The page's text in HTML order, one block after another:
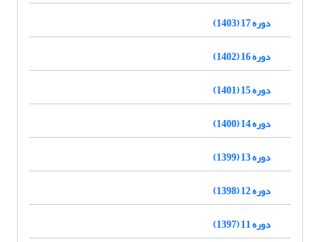
دوره 17 (1403)
دوره 16 (1402)
دوره 15 (1401)
دوره 14 (1400)
دوره 13 (1399)
دوره 12 (1398)
دوره 11 (1397)